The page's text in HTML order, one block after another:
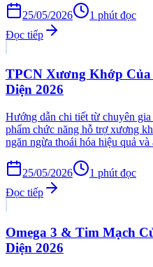
25/05/2026 1 phút đọc
Đọc tiếp
TPCN Xương Khớp
Diện 2026
Hướng dẫn chi tiết từ chuyên
phẩm chức năng hỗ trợ xương
ngăn ngừa thoái hóa hiệu quả và
25/05/2026 1 phút đọc
Đọc tiếp
Omega 3 & Tim Mạch
Diện 2026